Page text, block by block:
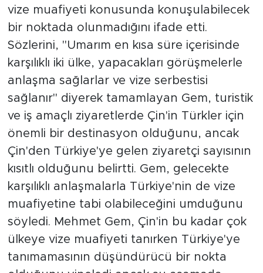
vize muafiyeti konusunda konuşulabilecek
bir noktada olunmadığını ifade etti.
Sözlerini, "Umarım en kısa süre içerisinde
karşılıklı iki ülke, yapacakları görüşmelerle
anlaşma sağlarlar ve vize serbestisi
sağlanır" diyerek tamamlayan Gem, turistik
ve iş amaçlı ziyaretlerde Çin'in Türkler için
önemli bir destinasyon olduğunu, ancak
Çin'den Türkiye'ye gelen ziyaretçi sayısının
kısıtlı olduğunu belirtti. Gem, gelecekte
karşılıklı anlaşmalarla Türkiye'nin de vize
muafiyetine tabi olabileceğini umduğunu
söyledi. Mehmet Gem, Çin'in bu kadar çok
ülkeye vize muafiyeti tanırken Türkiye'ye
tanımamasının düşündürücü bir nokta